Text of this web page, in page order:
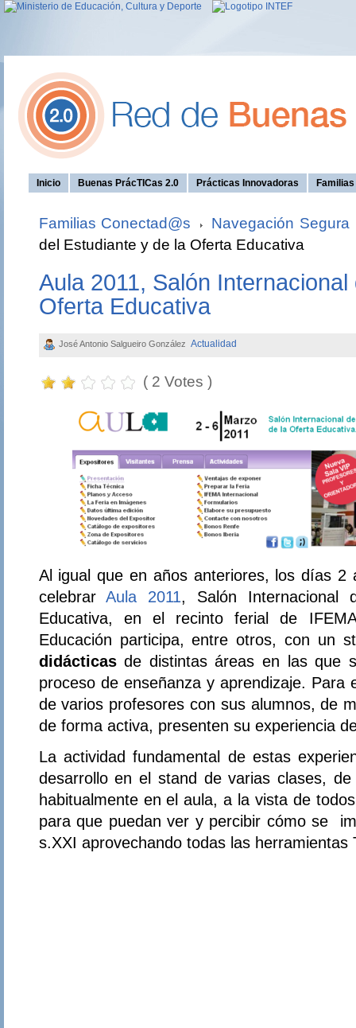
Inicio Buenas PrácTICas 2.0 Prácticas Innovadoras
Familias Conectad@s
Navegación Segura
del Estudiante y de la Oferta Educativa
Aula 2011, Salón
Oferta Educativa
José Antonio Salgueiro González Actualidad
( 2 Votes )
Al igual que en años anteriores, los días
celebrarAula 2011, Salón Internacional
Educativa, en el recinto ferial de
Educación participa, entre otros, con un
didácticasde distintas áreas en las que
proceso de enseñanza y aprendizaje. Para
de varios profesores con sus alumnos, de
de forma activa, presenten su experiencia
La actividad fundamental de estas
desarrollo en el stand de varias clases,
habitualmente en el aula, a la vista de
para que puedan ver y percibir cómo se
s.XXI aprovechando todas las herramientas